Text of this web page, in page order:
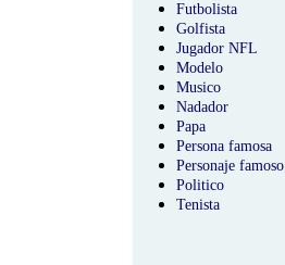
Futbolista
Golfista
Jugador NFL
Modelo
Musico
Nadador
Papa
Persona famosa
Personaje famoso
Politico
Tenista